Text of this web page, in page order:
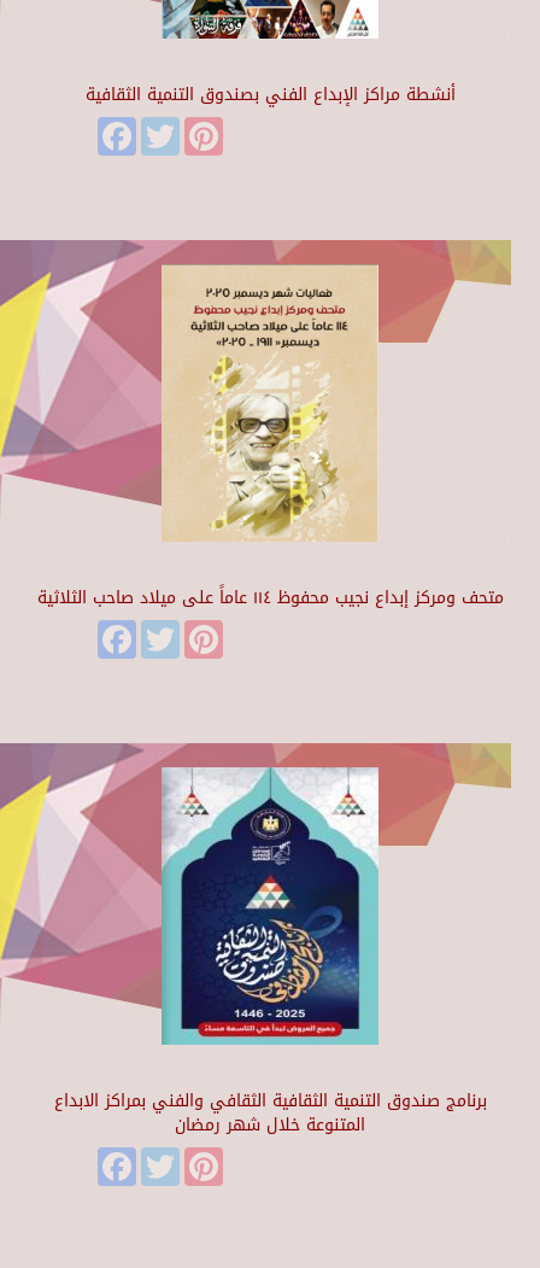
أنشطة مراكز الإبداع الفني بصندوق التنمية الثقافية
FacebookTwitter
متحف ومركز إبداع نجيب محفوظ ١١٤ عاماً على ميلاد صاحب الثلاثية
FacebookTwitter
برنامج صندوق التنمية الثقافية الثقافي والفني بمراكز الابداع
المتنوعة خلال شهر رمضان
FacebookTwitter